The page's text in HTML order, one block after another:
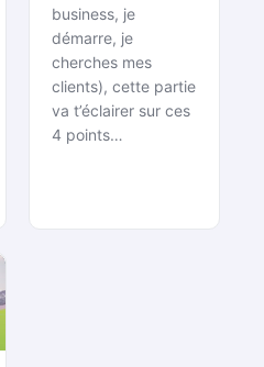
business, je
démarre, je
cherches mes
clients), cette partie
va t’éclairer sur ces
4 points…